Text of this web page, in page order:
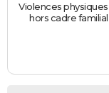
Violences physiques
hors cadre familial